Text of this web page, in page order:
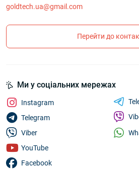
goldtech.ua@gmail.com
Перейти до
Ми у соціальних мережах
Instagram
Telegram
Viber
YouTube
Facebook